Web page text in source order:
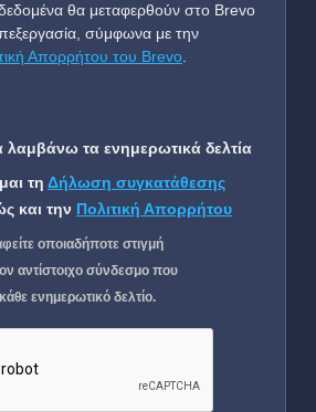
θα μεταφερθούν στο Brevo
σύμφωνα με την
Απορρήτου του Brevo
τα ενημερωτικά δελτία
τη Δήλωση συγκατάθεσης
και την Πολιτική Απορρήτου
οποιαδήποτε στιγμή
αντίστοιχο σύνδεσμο που
ενημερωτικό δελτίο.